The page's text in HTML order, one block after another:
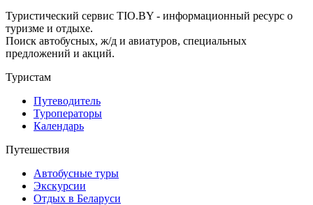
Туристический сервис TIO.BY - информационный ресурс о
туризме и отдыхе.
Поиск автобусных, ж/д и авиатуров, специальных
предложений и акций.
Туристам
Путеводитель
Туроператоры
Календарь
Путешествия
Автобусные туры
Экскурсии
Отдых в Беларуси